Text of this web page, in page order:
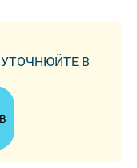
УТОЧНЮЙТЕ В